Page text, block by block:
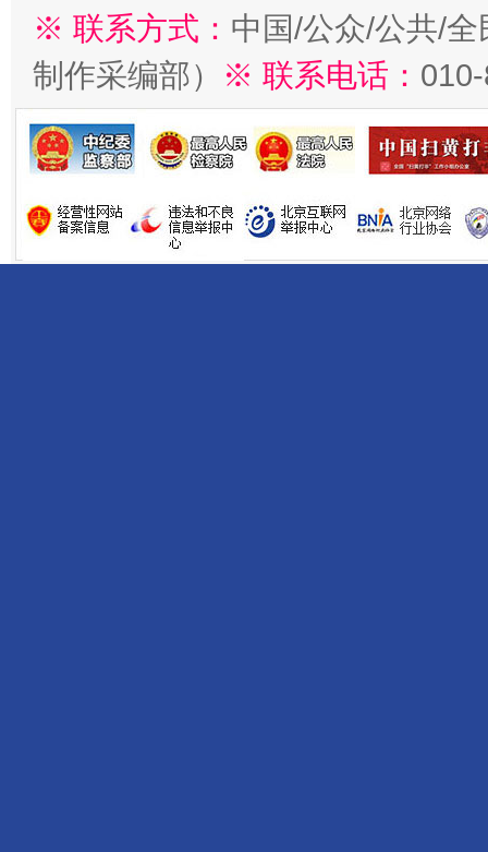
※ 联系方式： 中国/公众/公共/
制作采编部）
※ 联系电话：